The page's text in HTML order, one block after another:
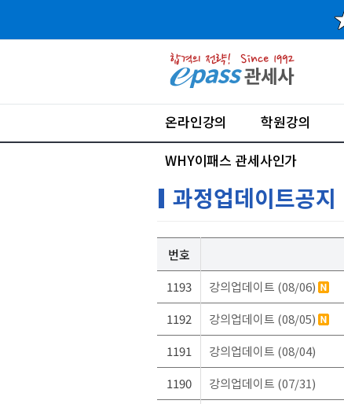
온라인강의 학원강의
WHY이패스 관세사인가
과정업데이트공지
번호
1193
강의업데이트 (08/06)
1192
강의업데이트 (08/05)
1191
강의업데이트 (08/04)
1190
강의업데이트 (07/31)